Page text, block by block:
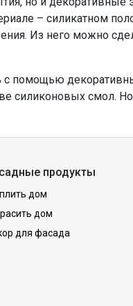
– силикатном
Из него можно
помощью
силиконовых смол.
продукты
дом
дом
для фасада